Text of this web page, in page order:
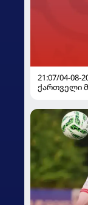
21:07/04-08-
ქართველი